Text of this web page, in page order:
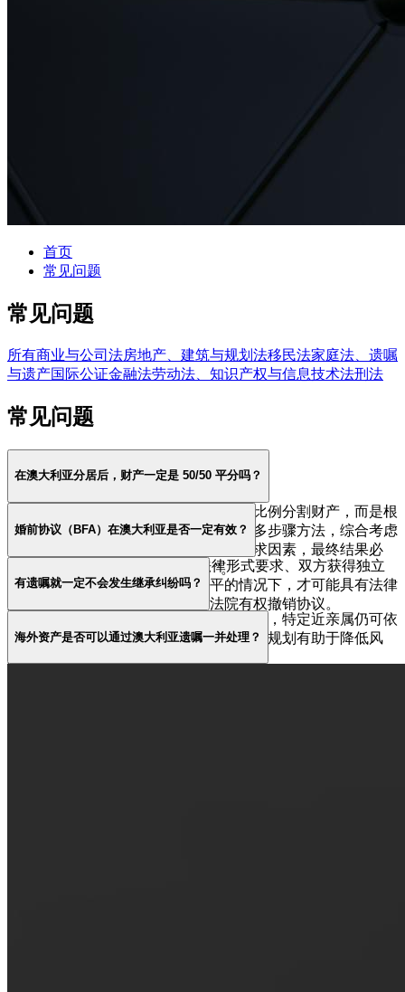
首页
常见问题
常见问题
所有商业与公司法房地产、建筑与规划法移民法家庭法、遗嘱
与遗产国际公证金融法劳动法、知识产权与信息技术法刑法
常见问题
在澳大利亚分居后，财产一定是 50/50 平分吗？
不是。澳大利亚家庭法院并不采用固定比例分割财产，而是根
据《Family Law Act 1975 (Cth)》确立的多步骤方法，综合考虑
双方的财务与非财务贡献，以及未来需求因素，最终结果必
须“公平合理（just and equitable）”。
婚前协议（BFA）在澳大利亚是否一定有效？
不一定。BFA 只有在严格符合法律形式要求、双方获得独立
法律意见且不存在欺诈或显失公平的情况下，才可能具有法律
效力。若存在程序或实质缺陷，法院有权撤销协议。
有遗嘱就一定不会发生继承纠纷吗？
不一定。在澳大利亚，即使存在有效遗嘱，特定近亲属仍可依
据家庭供养法提出遗产索偿。合理的遗产规划有助于降低风
海外资产是否可以通过澳大利亚遗嘱一并处理？